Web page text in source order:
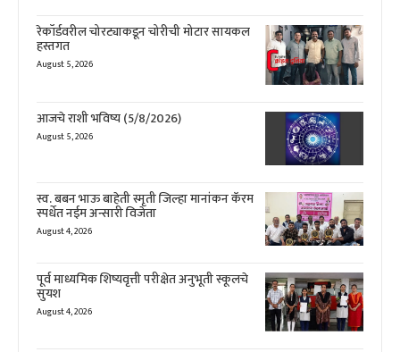
रेकॉर्डवरील चोरट्याकडून चोरीची मोटार सायकल
हस्तगत
August 5, 2026
आजचे राशी भविष्य (5/8/2026)
August 5, 2026
स्व. बबन भाऊ बाहेती स्मृती जिल्हा मानांकन कॅरम
स्पर्धेत नईम अन्सारी विजेता
August 4, 2026
पूर्व माध्यमिक शिष्यवृत्ती परीक्षेत अनुभूती स्कूलचे
सुयश
August 4, 2026